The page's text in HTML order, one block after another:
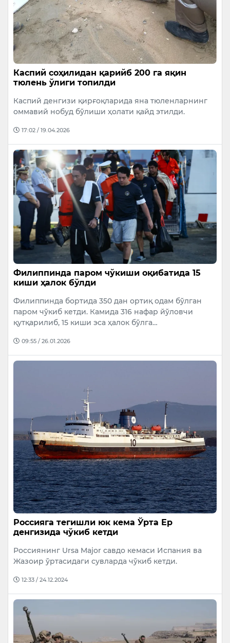
Каспий соҳилидан қарийб 200 га яқин
тюлень ўлиги топилди
Каспий денгизи қирғоқларида яна тюленларнинг
оммавий нобуд бўлиши ҳолати қайд этилди.
17:02 / 19.04.2026
Филиппинда паром чўкиши оқибатида 15
киши ҳалок бўлди
Филиппинда бортида 350 дан ортиқ одам бўлган
паром чўкиб кетди. Камида 316 нафар йўловчи
қутқарилиб, 15 киши эса ҳалок бўлга…
09:55 / 26.01.2026
Россияга тегишли юк кема Ўрта Ер
денгизида чўкиб кетди
Россиянинг Ursa Major савдо кемаси Испания ва
Жазоир ўртасидаги сувларда чўкиб кетди.
12:33 / 24.12.2024